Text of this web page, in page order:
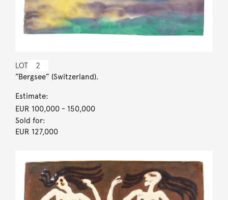
LOT 2
”Bergsee” (Switzerland).
Estimate:
EUR 100,000- 150,000
Sold for:
EUR 127,000